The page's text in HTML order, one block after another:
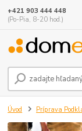
+421 903 444 448
(Po-Pia, 8-20 hod.)
Úvod Príprava